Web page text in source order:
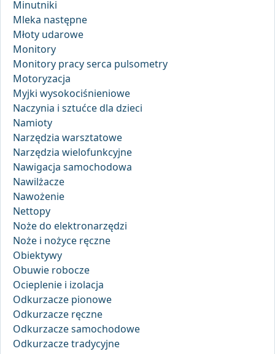
Minutniki
Mleka następne
Młoty udarowe
Monitory
Monitory pracy serca pulsometry
Motoryzacja
Myjki wysokociśnieniowe
Naczynia i sztućce dla dzieci
Namioty
Narzędzia warsztatowe
Narzędzia wielofunkcyjne
Nawigacja samochodowa
Nawilżacze
Nawożenie
Nettopy
Noże do elektronarzędzi
Noże i nożyce ręczne
Obiektywy
Obuwie robocze
Ocieplenie i izolacja
Odkurzacze pionowe
Odkurzacze ręczne
Odkurzacze samochodowe
Odkurzacze tradycyjne